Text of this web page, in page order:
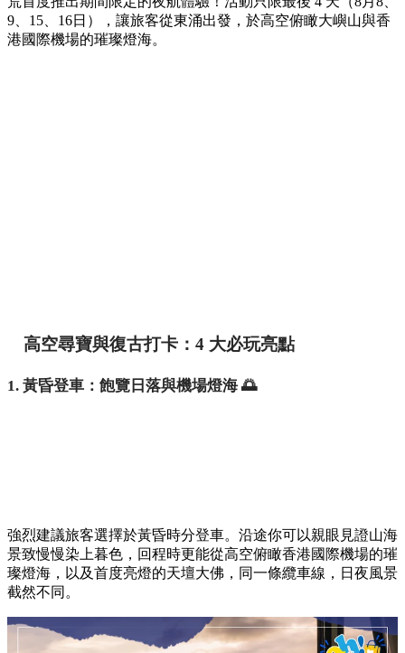
9、15、16日），讓旅客從東涌出發，於高空俯瞰大嶼山與香
港國際機場的璀璨燈海。
高空尋寶與復古打卡：4 大必玩亮點
1. 黃昏登車：飽覽日落與機場燈海 🌅
強烈建議旅客選擇於黃昏時分登車。沿途你可以親眼見證山海
景致慢慢染上暮色，回程時更能從高空俯瞰香港國際機場的璀
璨燈海，以及首度亮燈的天壇大佛，同一條纜車線，日夜風景
截然不同。